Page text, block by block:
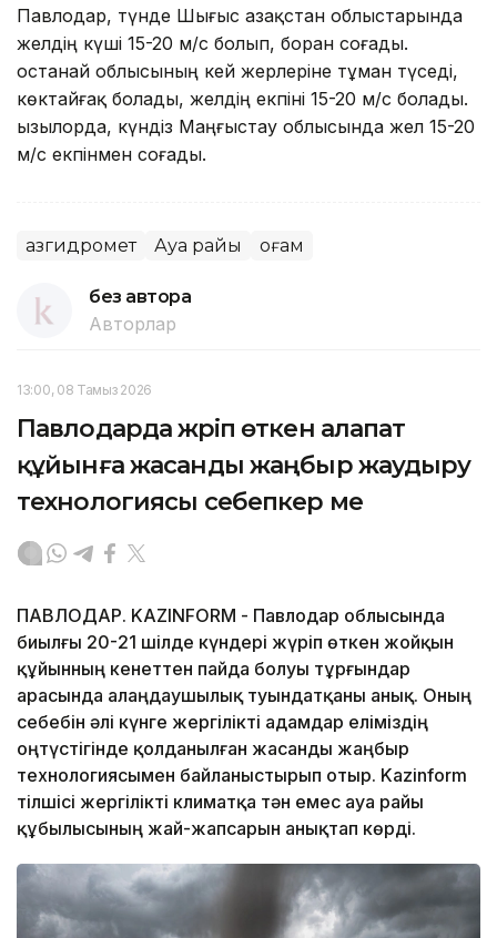
Павлодар, түнде Шығыс Қазақстан облыстарында
желдің күші 15-20 м/с болып, боран соғады.
Қостанай облысының кей жерлеріне тұман түседі,
көктайғақ болады, желдің екпіні 15-20 м/с болады.
Қызылорда, күндіз Маңғыстау облысында жел 15-20
м/с екпінмен соғады.
Қазгидромет Ауа райы Қоғам
без автора
Авторлар
13:00, 08 Тамыз 2026
Павлодарда жүріп өткен алапат
құйынға жасанды жаңбыр жаудыру
технологиясы себепкер ме
ПАВЛОДАР. KAZINFORM - Павлодар облысында
биылғы 20-21 шілде күндері жүріп өткен жойқын
құйынның кенеттен пайда болуы тұрғындар
арасында алаңдаушылық туындатқаны анық. Оның
себебін әлі күнге жергілікті адамдар еліміздің
оңтүстігінде қолданылған жасанды жаңбыр
технологиясымен байланыстырып отыр. Kazinform
тілшісі жергілікті климатқа тән емес ауа райы
құбылысының жай-жапсарын анықтап көрді.